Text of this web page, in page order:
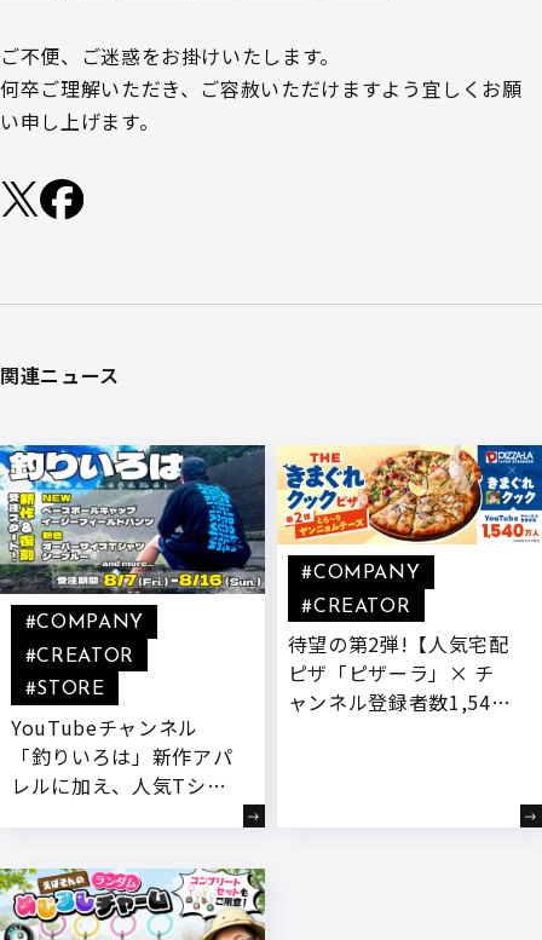
ご不便、ご迷惑をお掛けいたします。
何卒ご理解いただき、ご容赦いただけますよう宜しくお願
い申し上げます。
関連ニュース
YouTubeチャンネル
「釣りいろは」新作アパ
レルに加え、人気Tシャ
月7日(金)より受注開始!
#COMPANY
#CREATOR
#STORE
待望の第2弾!【人気宅配
ピザ「ピザーラ」× チ
ャンネル登録者数1,540
#COMPANY
#CREATOR